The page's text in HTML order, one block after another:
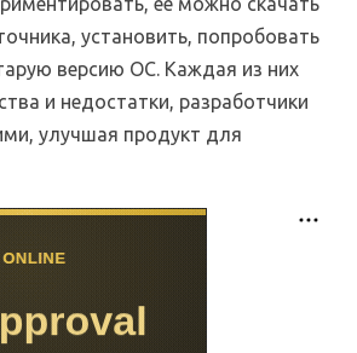
установить, попробовать
версию ОС. Каждая из них
и недостатки, разработчики
улучшая продукт для